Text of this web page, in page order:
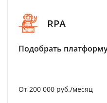
RPA
Подобрать
От 200 000 руб./месяц